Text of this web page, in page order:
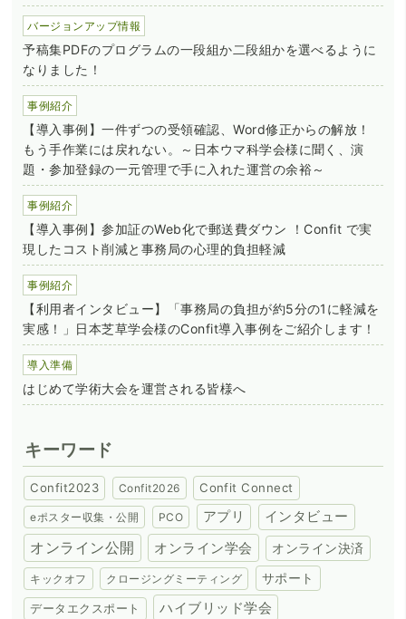
バージョンアップ情報
予稿集PDFのプログラムの一段組か二段組かを選べるように
なりました！
事例紹介
【導入事例】一件ずつの受領確認、Word修正からの解放！
もう手作業には戻れない。～日本ウマ科学会様に聞く、演
題・参加登録の一元管理で手に入れた運営の余裕～
事例紹介
【導入事例】参加証のWeb化で郵送費ダウン ！Confit で実
現したコスト削減と事務局の心理的負担軽減
事例紹介
【利用者インタビュー】「事務局の負担が約5分の1に軽減を
実感！」日本芝草学会様のConfit導入事例をご紹介します！
導入準備
はじめて学術大会を運営される皆様へ
キーワード
Confit2023 Confit2026 Confit Connect
eポスター収集・公開 PCO アプリ インタビュー
オンライン公開 オンライン学会 オンライン決済
キックオフ クロージングミーティング サポート
データエクスポート
ハイブリッド学会